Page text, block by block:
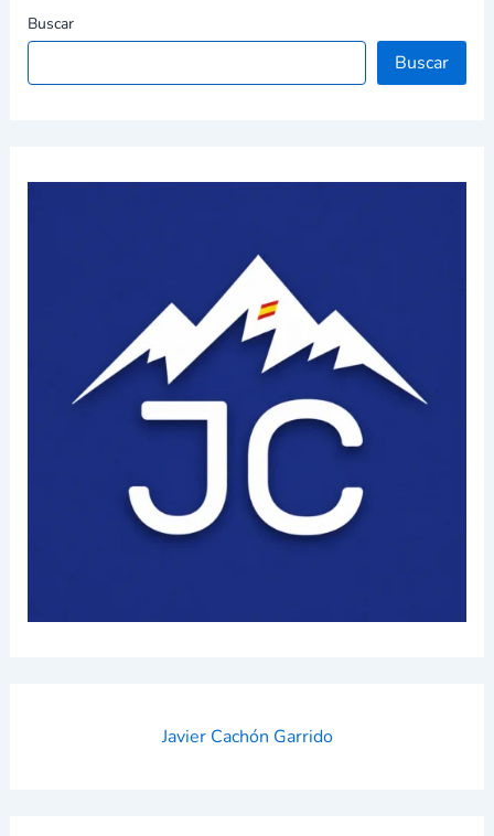
Buscar
Buscar
Javier Cachón Garrido